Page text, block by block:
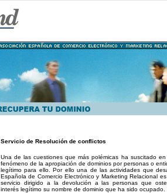
Servicio de Resolución de conflictos
Una de las cuestiones que más polémicas ha suscitado
fenómeno de la apropiación de dominios por personas o
legítimo para ello. Por ello una de las actividades que
Española de Comercio Electrónico y Marketing Relacional
servicio dirigido a la devolución a las personas que
interés legítimo su nombre de dominio que ha sido ocupado.